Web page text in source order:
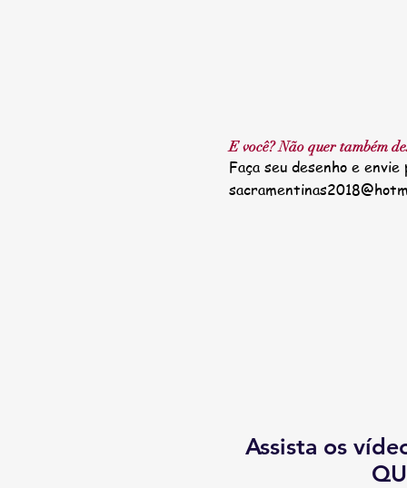
E você? Não quer também
Faça seu desenho e
Assista os